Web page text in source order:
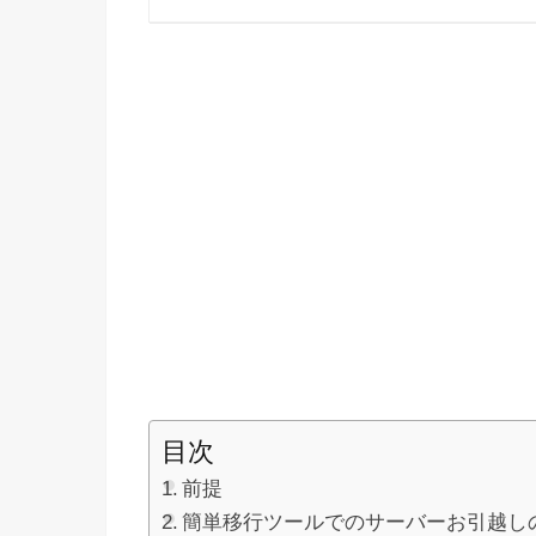
目次
前提
簡単移行ツールでのサーバーお引越し